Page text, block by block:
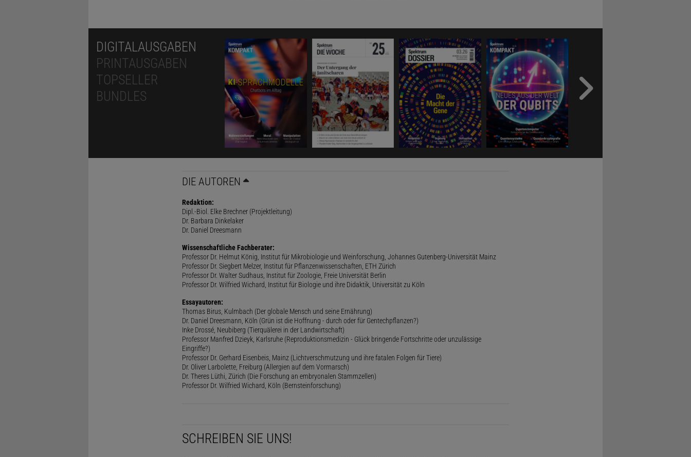
DIGITALAUSGABEN
PRINTAUSGABEN
TOPSELLER
BUNDLES
DIE AUTOREN
Redaktion:
Dipl.-Biol. Elke Brechner (Projektleitung)
Dr. Barbara Dinkelaker
Dr. Daniel Dreesmann
Wissenschaftliche Fachberater:
Professor Dr. Helmut König, Institut für Mikrobiologie und Weinforschung, Johannes Gutenberg-Universität Mainz
Professor Dr. Siegbert Melzer, Institut für Pflanzenwissenschaften, ETH Zürich
Professor Dr. Walter Sudhaus, Institut für Zoologie, Freie Universität Berlin
Professor Dr. Wilfried Wichard, Institut für Biologie und ihre Didaktik, Universität zu Köln
Essayautoren:
Thomas Birus, Kulmbach (Der globale Mensch und seine Ernährung)
Dr. Daniel Dreesmann, Köln (Grün ist die Hoffnung - durch oder für Gentechpflanzen?)
Inke Drossé, Neubiberg (Tierquälerei in der Landwirtschaft)
Professor Manfred Dzieyk, Karlsruhe (Reproduktionsmedizin - Glück bringende Fortschritte oder unzulässige
Eingriffe?)
Professor Dr. Gerhard Eisenbeis, Mainz (Lichtverschmutzung und ihre fatalen Folgen für Tiere)
Dr. Oliver Larbolette, Freiburg (Allergien auf dem Vormarsch)
Dr. Theres Lüthi, Zürich (Die Forschung an embryonalen Stammzellen)
Professor Dr. Wilfried Wichard, Köln (Bernsteinforschung)
SCHREIBEN SIE UNS!